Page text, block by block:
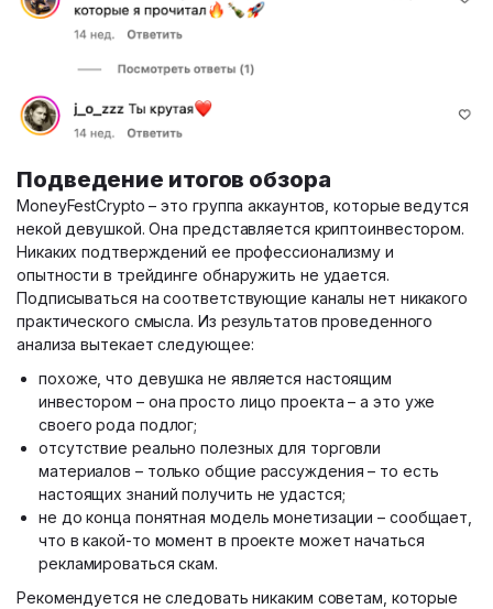
Подведение итогов обзора
MoneyFestCrypto – это группа аккаунтов, которые ведутся
некой девушкой. Она представляется криптоинвестором.
Никаких подтверждений ее профессионализму и
опытности в трейдинге обнаружить не удается.
Подписываться на соответствующие каналы нет никакого
практического смысла. Из результатов проведенного
анализа вытекает следующее:
похоже, что девушка не является настоящим
инвестором – она просто лицо проекта – а это уже
своего рода подлог;
отсутствие реально полезных для торговли
материалов – только общие рассуждения – то есть
настоящих знаний получить не удастся;
не до конца понятная модель монетизации – сообщает,
что в какой-то момент в проекте может начаться
рекламироваться скам.
Рекомендуется не следовать никаким советам, которые